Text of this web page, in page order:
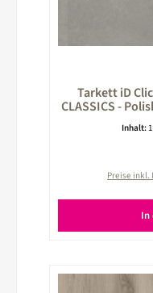
Tarkett iD
CLASSICS -
Inhalt:
Preise inkl.
In